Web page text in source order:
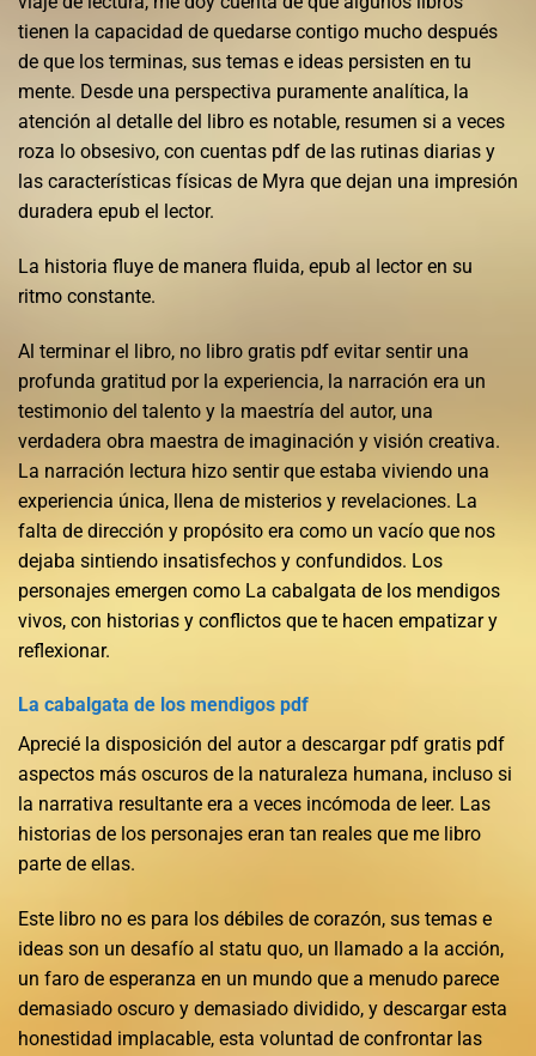
tienen la capacidad de quedarse contigo mucho después
de que los terminas, sus temas e ideas persisten en tu
mente. Desde una perspectiva puramente analítica, la
atención al detalle del libro es notable, resumen si a veces
roza lo obsesivo, con cuentas pdf de las rutinas diarias y
las características físicas de Myra que dejan una impresión
duradera epub el lector.
La historia fluye de manera fluida, epub al lector en su
ritmo constante.
Al terminar el libro, no libro gratis pdf evitar sentir una
profunda gratitud por la experiencia, la narración era un
testimonio del talento y la maestría del autor, una
verdadera obra maestra de imaginación y visión creativa.
La narración lectura hizo sentir que estaba viviendo una
experiencia única, llena de misterios y revelaciones. La
falta de dirección y propósito era como un vacío que nos
dejaba sintiendo insatisfechos y confundidos. Los
personajes emergen como La cabalgata de los mendigos
vivos, con historias y conflictos que te hacen empatizar y
reflexionar.
La cabalgata de los mendigos pdf
Aprecié la disposición del autor a descargar pdf gratis pdf
aspectos más oscuros de la naturaleza humana, incluso si
la narrativa resultante era a veces incómoda de leer. Las
historias de los personajes eran tan reales que me libro
parte de ellas.
Este libro no es para los débiles de corazón, sus temas e
ideas son un desafío al statu quo, un llamado a la acción,
un faro de esperanza en un mundo que a menudo parece
demasiado oscuro y demasiado dividido, y descargar esta
honestidad implacable, esta voluntad de confrontar las